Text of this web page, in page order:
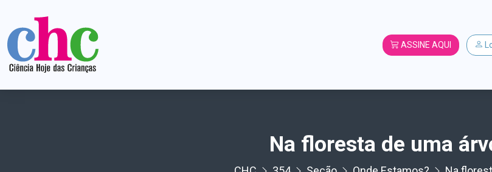
ASSINE AQUI
Na floresta de uma